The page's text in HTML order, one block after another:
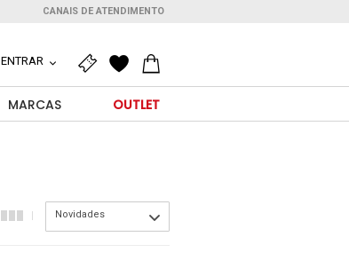
CANAIS DE ATENDIMENTO
ENTRAR
MARCAS OUTLET
Novidades